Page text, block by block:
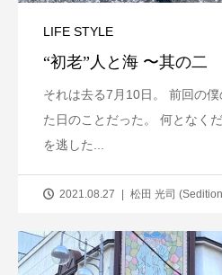
LIFE STYLE
“初老”人と海 〜其の二
それは去る7月10日。 前回の
た日のことだった。 何となく
を逃した...
2021.08.27 松田 光司